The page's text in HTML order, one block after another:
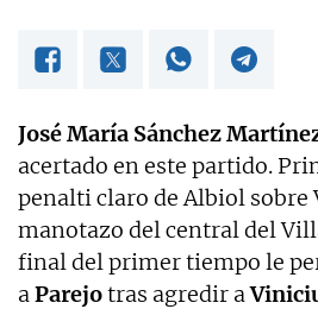
José María Sánchez
acertado en este partido.
penalti claro de Albiol sobre
manotazo del central del
final del primer tiempo le
aParejotras agredir a